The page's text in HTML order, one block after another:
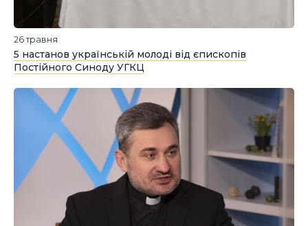
26 травня
5 настанов українській молоді від єпископів
Постійного Синоду УГКЦ